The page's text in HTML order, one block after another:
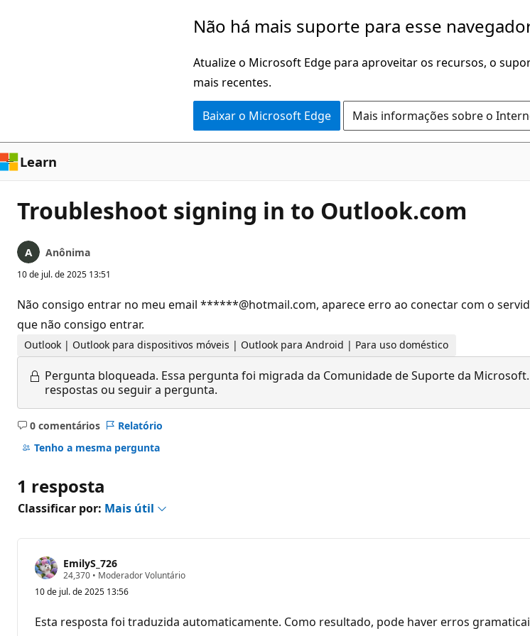
Não há mais suporte para esse
Atualize o Microsoft Edge para aproveitar os recursos, o
mais recentes.
Baixar o Microsoft Edge Mais informações sobre o
Learn
Troubleshoot signing in to Outlook.com
Anônima
10 de jul. de 2025 13:51
Não consigo entrar no meu email ******@hotmail.com, aparece erro ao conectar com o
que não consigo entrar.
Outlook | Outlook para dispositivos móveis | Outlook para Android | Para uso doméstico
Pergunta bloqueada. Essa pergunta foi migrada da Comunidade de Suporte da
respostas ou seguir a pergunta.
0 comentários
Sem
comentários
Relatório
Tenho a mesma pergunta
1 resposta
Classificar por: Mais útil
EmilyS_726
24,370 P
n
o
s
• Moderador Voluntário
10 de jul. de 2025 13:56
Esta resposta foi traduzida automaticamente. Como resultado, pode haver erros